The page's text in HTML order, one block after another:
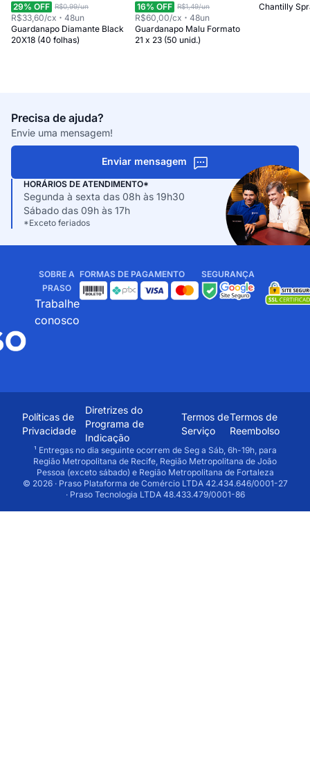
29% OFF R$0,99/un
R$33,60/cx 48un
Guardanapo Diamante Black
20X18 (40 folhas)
16% OFF R$1,49/un
R$60,00/cx 48un
Guardanapo Malu Formato
21 x 23 (50 unid.)
Chantilly
Precisa de ajuda?
Envie uma mensagem!
Enviar mensagem
HORÁRIOS DE ATENDIMENTO*
Segunda à sexta das 08h às 19h30
Sábado das 09h às 17h
*Exceto feriados
SOBRE A
PRASO
Trabalhe
conosco
FORMAS DE PAGAMENTO SEGURANÇA
Políticas de
Privacidade
Diretrizes do
Programa de
Indicação
Termos de
Serviço
Termos de
Reembolso
¹ Entregas no dia seguinte ocorrem de Seg a Sáb, 6h-19h, para
Região Metropolitana de Recife, Região Metropolitana de João
Pessoa (exceto sábado) e Região Metropolitana de Fortaleza
© 2026 · Praso Plataforma de Comércio LTDA 42.434.646/0001-27
· Praso Tecnologia LTDA 48.433.479/0001-86